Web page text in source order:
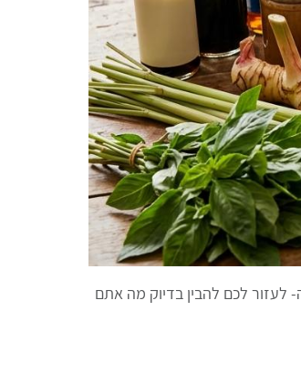
לעזור לכם להבין בדיוק מה אתם